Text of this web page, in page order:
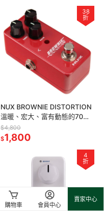
購物車 會員中心
賣家中心
38
折
NUX BROWNIE DISTORTION
溫暖、宏大、富有動態的70年
代失真效果器(原廠保固)
$4,800
$1,800
4
折